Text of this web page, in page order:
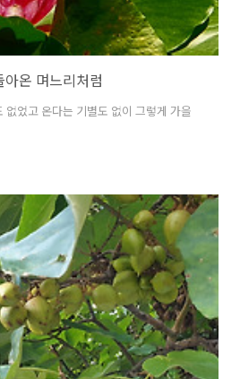
온 며느리처럼
었고 온다는 기별도 없이 그렇게 가을